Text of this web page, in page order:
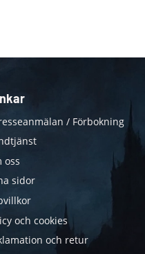
/ Förbokning
oss
sidor
och cookies
och retur